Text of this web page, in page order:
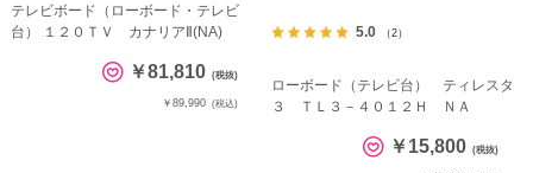
テレビボード（ローボード・テレビ
台） １２０ＴＶ カナリアⅡ(NA)
￥81,810 (税抜)
￥89,990 (税込)
5.0 （2）
ローボード（テレビ台） ティレスタ
３ ＴＬ３－４０１２Ｈ ＮＡ
￥15,800 (税抜)